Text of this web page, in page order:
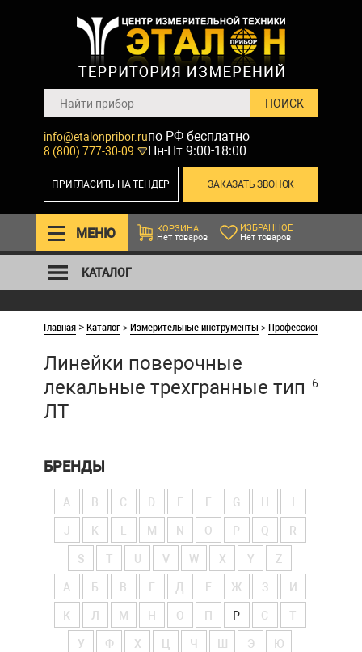
info@etalonpribor.ru
8 (800) 777-30-09
по РФ бесплатно
Пн-Пт 9:00-18:00
ЗАКАЗАТЬ ЗВОНОК
ПРИГЛАСИТЬ НА ТЕНДЕР
МЕНЮ
КОРЗИНА
Нет товаров
ИЗБРАННОЕ
Нет товаров
КАТАЛОГ
Главная >Каталог>Измерительные инструменты >Профессиональные
Линейки поверочные
лекальные трехгранные тип
ЛТ
6
БРЕНДЫ
A B C D E F G H
J K M N O P Q R
S T V W X Y Z
А Б В Г Д Е Ж З И
К Л М Н О П Р С Т
У Ф Х Ч Э Ю